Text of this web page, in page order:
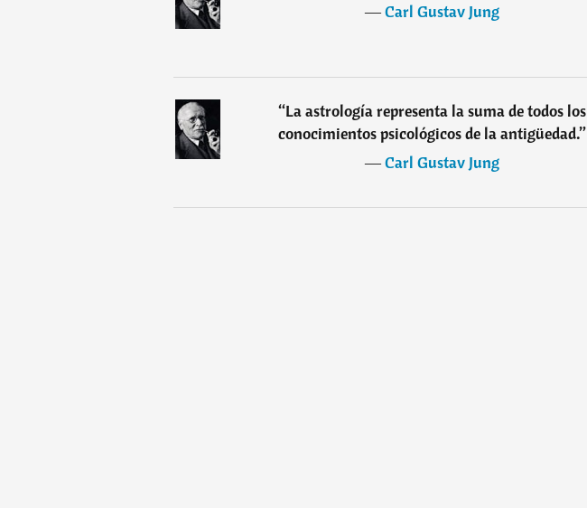
―Carl Gustav Jung
“La astrología representa la suma de todos los
conocimientos psicológicos de la antigüedad.”
―Carl Gustav Jung